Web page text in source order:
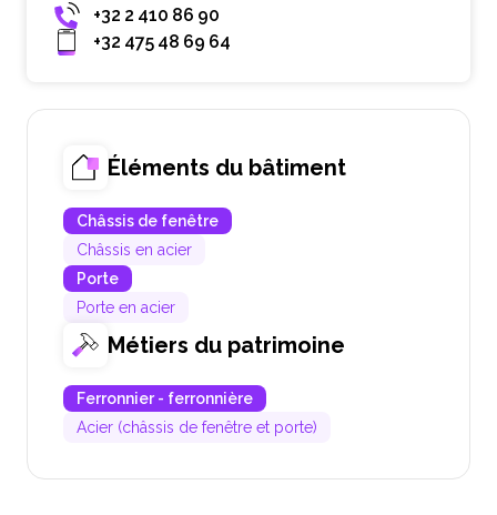
+32 2 410 86 90
+32 475 48 69 64
Éléments du bâtiment
Châssis de fenêtre
Châssis en acier
Porte
Porte en acier
Métiers du patrimoine
Ferronnier - ferronnière
Acier (châssis de fenêtre et porte)